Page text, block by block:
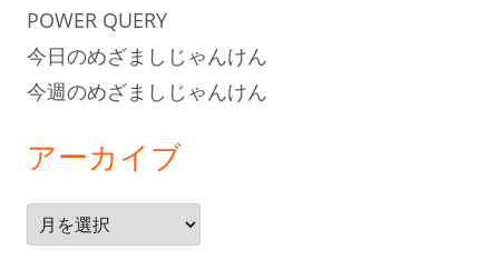
POWER QUERY
今日のめざましじゃんけん
今週のめざましじゃんけん
アーカイブ
ー